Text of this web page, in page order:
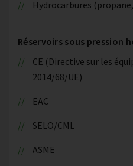
Hydrocarbures
Réservoirs sous pression
CE (Directive sur les
2014/68/UE)
EAC
SELO/CML
ASME